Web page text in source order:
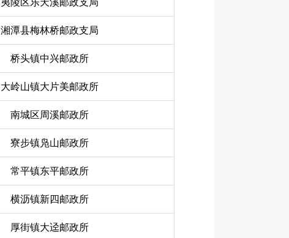
夷陵区乐天溪邮政支局
湘潭县梅林桥邮政支局
桥头镇中兴邮政所
大岭山镇大片美邮政所
南城区周溪邮政所
寮步镇凫山邮政所
常平镇东平邮政所
横沥镇新四邮政所
厚街镇大迳邮政所